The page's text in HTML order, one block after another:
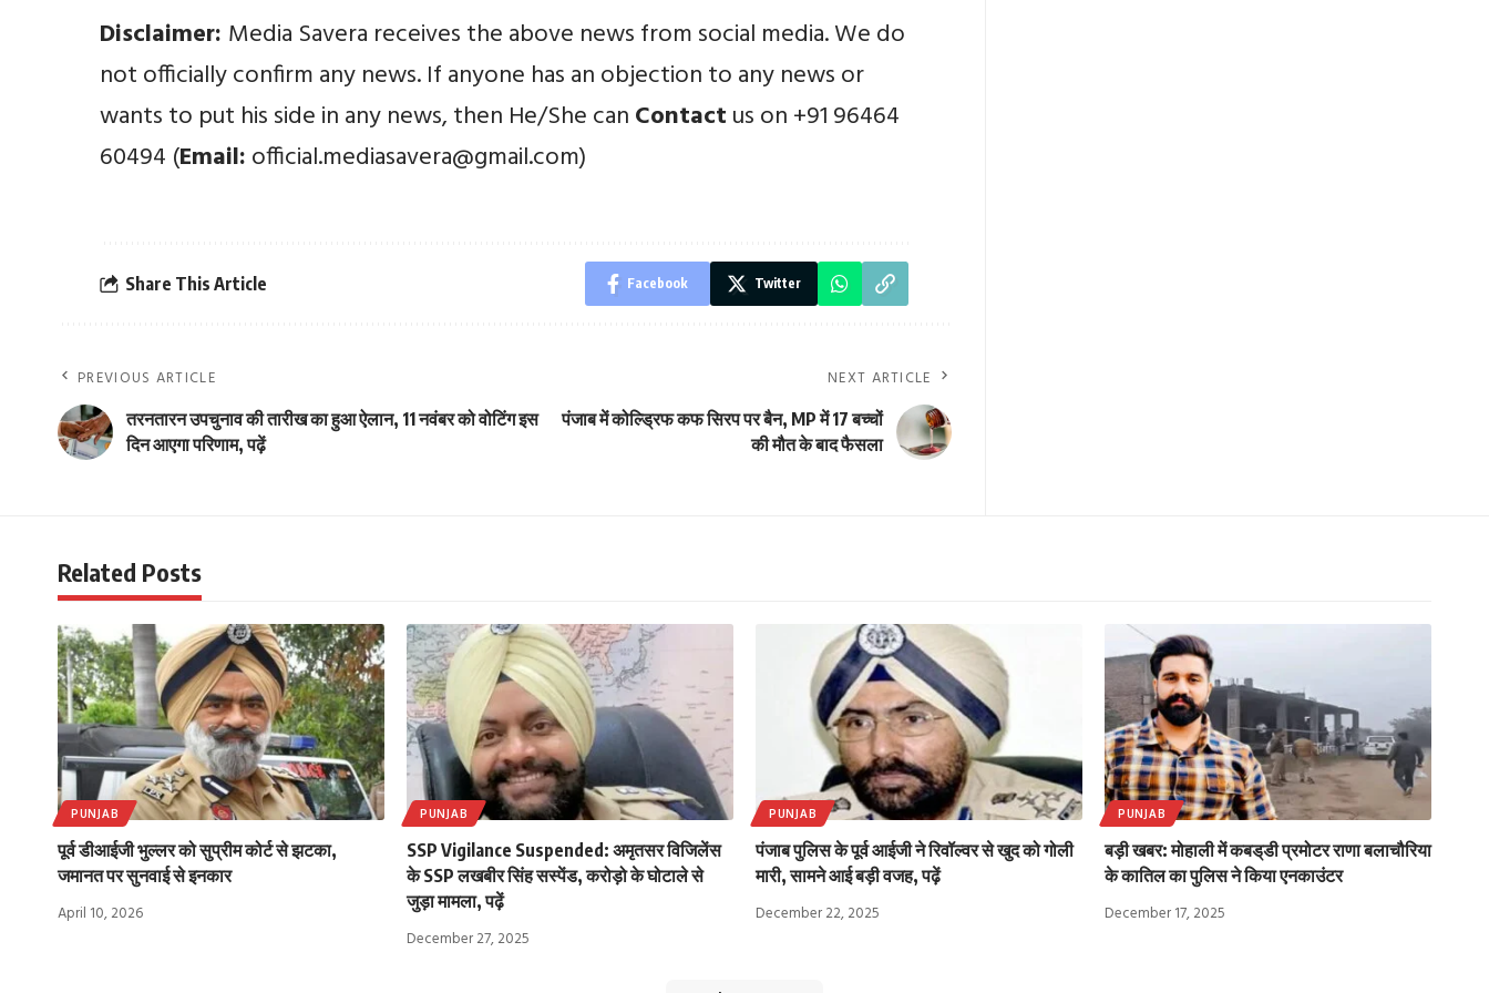
Disclaimer: Media Savera receives the above news from social media. We do
not officially confirm any news. If anyone has an objection to any news or
wants to put his side in any news, then He/She can Contact us on +91 96464
60494 (Email: official.mediasavera@gmail.com)
Share This Article Facebook Twitter
PREVIOUS ARTICLE
तरनतारन उपचुनाव की तारीख का हुआ ऐलान, 11 नवंबर को वोटिंग इस
दिन आएगा परिणाम, पढ़ें
NEXT ARTICLE
पंजाब में कोल्ड्रिफ कफ सिरप पर बैन, MP में 17 बच्चों
की मौत के बाद फैसला
Related Posts
PUNJAB
पूर्व डीआईजी भुल्लर को सुप्रीम कोर्ट से झटका,
जमानत पर सुनवाई से इनकार
April 10, 2026
PUNJAB
SSP Vigilance Suspended: अमृतसर विजिलेंस
के SSP लखबीर सिंह सस्पेंड, करोड़ो के घोटाले से
जुड़ा मामला, पढ़ें
December 27, 2025
PUNJAB
पंजाब पुलिस के पूर्व आईजी ने रिवॉल्वर से खुद को गोली
मारी, सामने आई बड़ी वजह, पढ़ें
December 22, 2025
PUNJAB
बड़ी खबर: मोहाली में कबड्‌डी प्रमोटर राणा बलाचौरिया
के कातिल का पुलिस ने किया एनकाउंटर
December 17, 2025